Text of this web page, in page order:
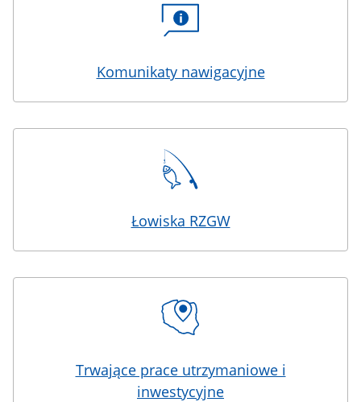
Komunikaty nawigacyjne
Łowiska RZGW
Trwające prace utrzymaniowe i
inwestycyjne